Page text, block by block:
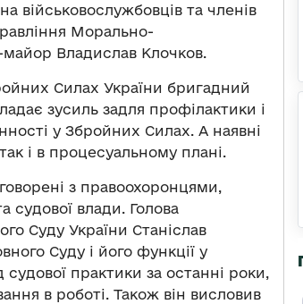
військовослужбовців та членів
Морально-
майор Владислав Клочков.
Силах України бригадний
зусиль задля профілактики і
у Збройних Силах. А наявні
і в процесуальному плані.
з правоохоронцями,
судової влади. Голова
Суду України Станіслав
Суду і його функції у
практики за останні роки,
в роботі. Також він висловив